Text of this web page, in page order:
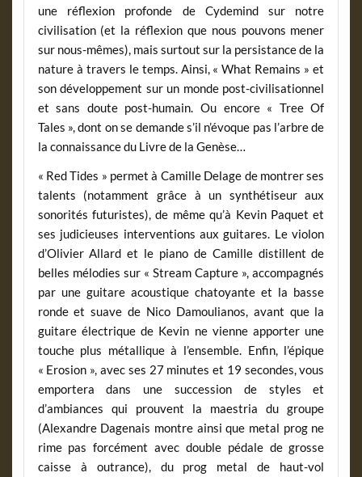
une réflexion profonde de Cydemind sur notre
civilisation (et la réflexion que nous pouvons mener
sur nous-mêmes), mais surtout sur la persistance de la
nature à travers le temps. Ainsi, « What Remains » et
son développement sur un monde post-civilisationnel
et sans doute post-humain. Ou encore « Tree Of
Tales », dont on se demande s’il n’évoque pas l’arbre de
la connaissance du Livre de la Genèse…
« Red Tides » permet à Camille Delage de montrer ses
talents (notamment grâce à un synthétiseur aux
sonorités futuristes), de même qu’à Kevin Paquet et
ses judicieuses interventions aux guitares. Le violon
d’Olivier Allard et le piano de Camille distillent de
belles mélodies sur « Stream Capture », accompagnés
par une guitare acoustique chatoyante et la basse
ronde et suave de Nico Damoulianos, avant que la
guitare électrique de Kevin ne vienne apporter une
touche plus métallique à l’ensemble. Enfin, l’épique
« Erosion », avec ses 27 minutes et 19 secondes, vous
emportera dans une succession de styles et
d’ambiances qui prouvent la maestria du groupe
(Alexandre Dagenais montre ainsi que metal prog ne
rime pas forcément avec double pédale de grosse
caisse à outrance), du prog metal de haut-vol